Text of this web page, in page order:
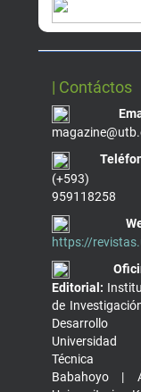
| Contáctos
(+593)
959118258
https://
Editorial:
de
Universidad
Técnica
Babahoyo |